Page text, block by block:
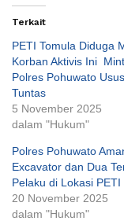
Terkait
PETI Tomula Diduga
Korban Aktivis Ini
Polres Pohuwato
Tuntas
5 November 2025
dalam "Hukum"
Polres Pohuwato
Excavator dan Dua
Pelaku di Lokasi PETI
20 November 2025
dalam "Hukum"